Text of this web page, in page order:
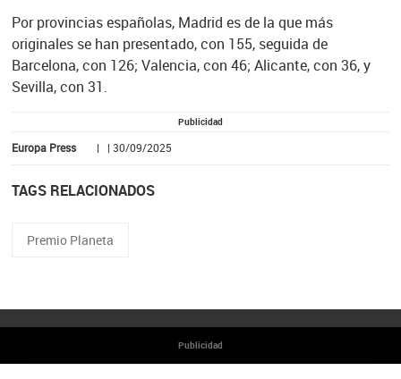
Por provincias españolas, Madrid es de la que más
originales se han presentado, con 155, seguida de
Barcelona, con 126; Valencia, con 46; Alicante, con 36, y
Sevilla, con 31.
Publicidad
Europa Press | | 30/09/2025
TAGS RELACIONADOS
Premio Planeta
Publicidad